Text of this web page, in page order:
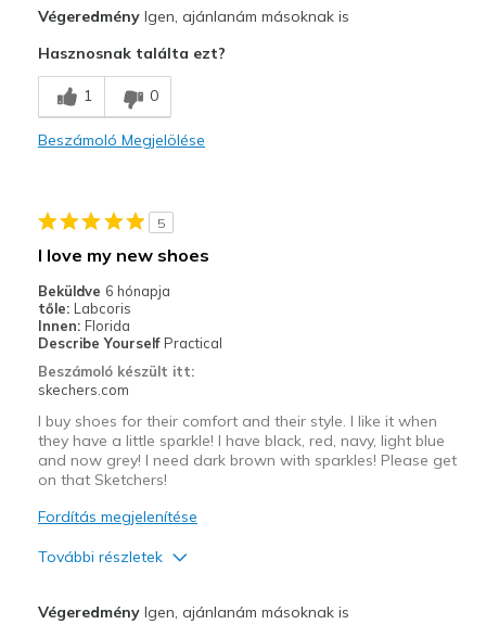
Comfortable
Stylish
Going Out
Width
Sizing
View On Shoes
I'm Really Into Shoes
VégeredményIgen, ajánlanám másoknak is
Hasznosnak találta ezt?
1 0
Beszámoló Megjelölése
5
I love my new shoes
Beküldve 6 hónapja
tőle: Labcoris
Innen: Florida
Describe Yourself Practical
Beszámoló készült itt:
skechers.com
I buy shoes for their comfort and their style. I like it when
they have a little sparkle! I have black, red, navy, light blue
and now grey! I need dark brown with sparkles! Please get
on that Sketchers!
Fordítás megjelenítése
További részletek
VégeredményIgen, ajánlanám másoknak is